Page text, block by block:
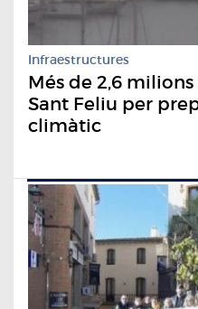
Infraestructures
Més de 2,6
Sant Feliu per
climàtic